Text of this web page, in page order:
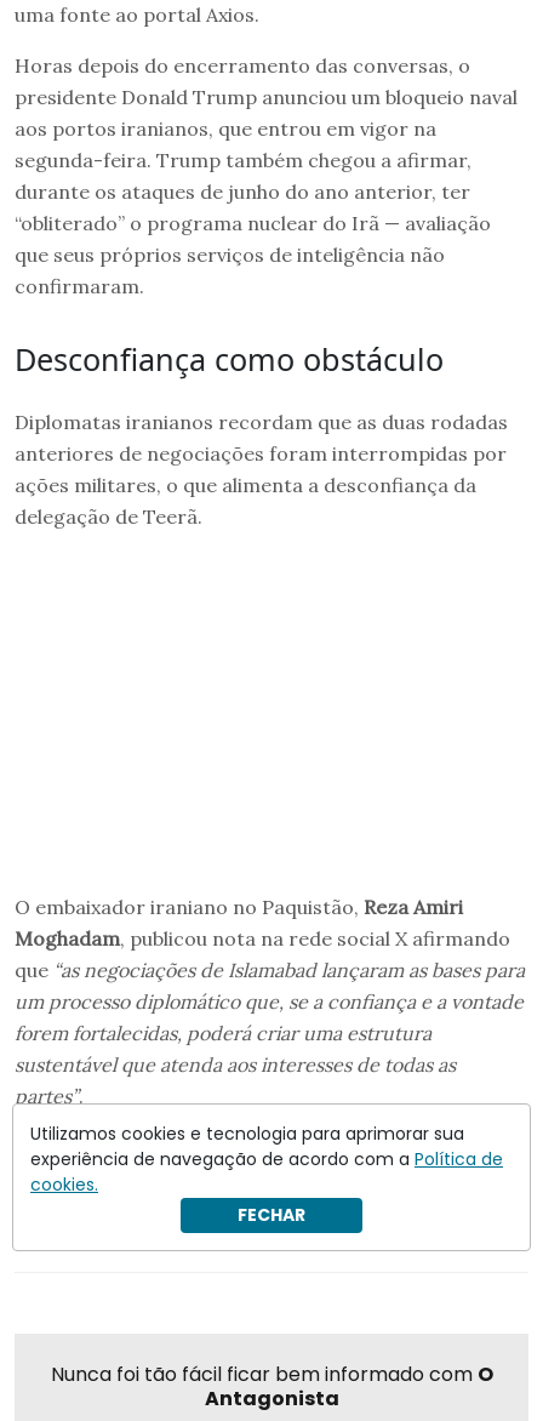
uma fonte ao portal Axios.
Horas depois do encerramento das conversas, o
presidente Donald Trump anunciou um bloqueio naval
aos portos iranianos, que entrou em vigor na
segunda-feira. Trump também chegou a afirmar,
durante os ataques de junho do ano anterior, ter
“obliterado” o programa nuclear do Irã — avaliação
que seus próprios serviços de inteligência não
confirmaram.
Desconfiança como obstáculo
Diplomatas iranianos recordam que as duas rodadas
anteriores de negociações foram interrompidas por
ações militares, o que alimenta a desconfiança da
delegação de Teerã.
O embaixador iraniano no Paquistão, Reza Amiri
Moghadam, publicou nota na rede social X afirmando
que “as negociações de Islamabad lançaram as bases para
um processo diplomático que, se a confiança e a vontade
forem fortalecidas, poderá criar uma estrutura
sustentável que atenda aos interesses de todas as
partes”.
EUA
Nunca foi tão fácil ficar bem informado com O
Antagonista
Utilizamos cookies e tecnologia para aprimorar sua
experiência de navegação de acordo com a Política de
cookies.
FECHAR